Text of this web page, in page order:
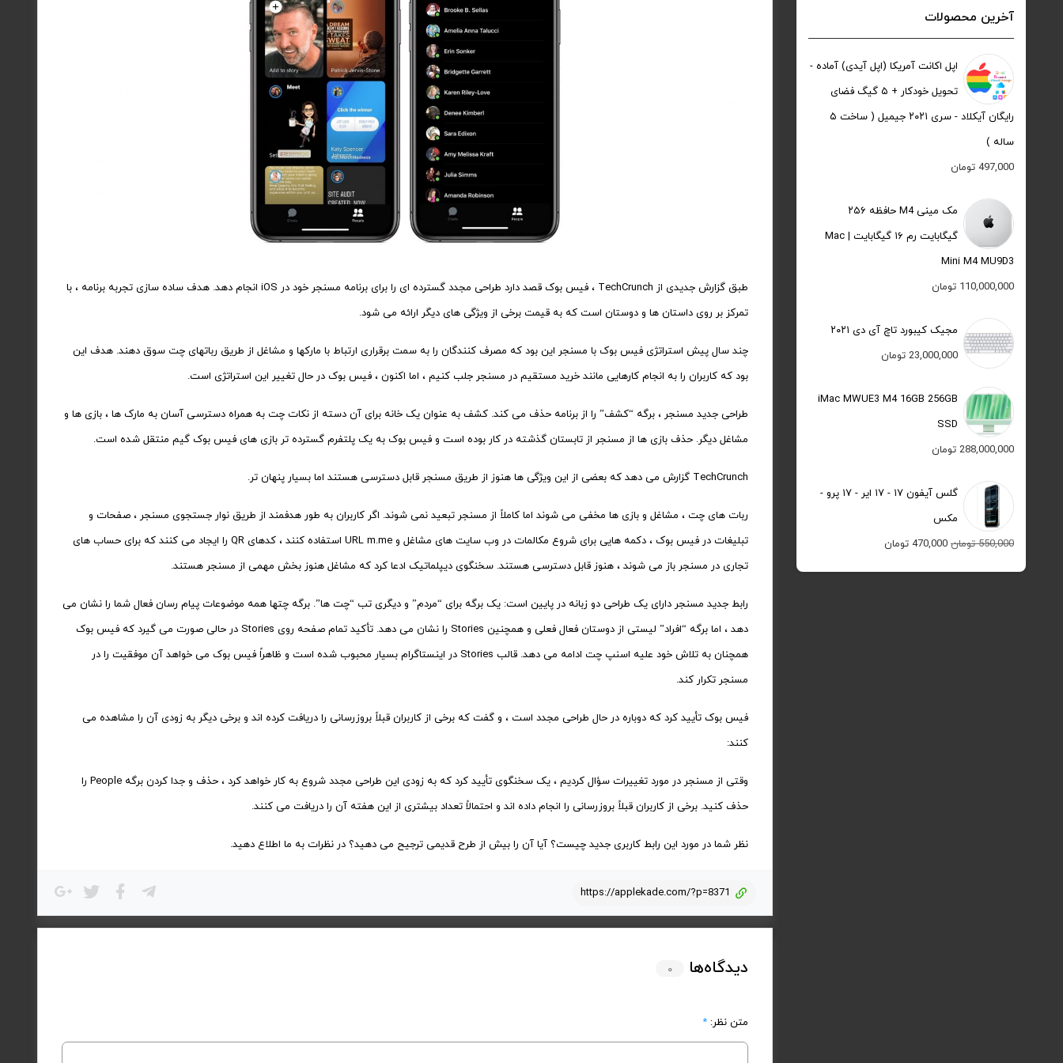
طبق گزارش جدیدی از TechCrunch ، فیس بوک قصد دارد طراحی مجدد گسترده ای را برای برنامه مسنجر خود در iOS انجام دهد. هدف ساده سازی تجربه برنامه ، با
تمرکز بر روی داستان ها و دوستان است که به قیمت برخی از ویژگی های دیگر ارائه می شود.
چند سال پیش استراتژی فیس بوک با مسنجر این بود که مصرف کنندگان را به سمت برقراری ارتباط با مارکها و مشاغل از طریق رباتهای چت سوق دهند. هدف این
بود که کاربران را به انجام کارهایی مانند خرید مستقیم در مسنجر جلب کنیم ، اما اکنون ، فیس بوک در حال تغییر این استراتژی است.
طراحی جدید مسنجر ، برگه “کشف” را از برنامه حذف می کند. کشف به عنوان یک خانه برای آن دسته از نکات چت به همراه دسترسی آسان به مارک ها ، بازی ها و
مشاغل دیگر. حذف بازی ها از مسنجر از تابستان گذشته در کار بوده است و فیس بوک به یک پلتفرم گسترده تر بازی های فیس بوک گیم منتقل شده است.
TechCrunch گزارش می دهد که بعضی از این ویژگی ها هنوز از طریق مسنجر قابل دسترسی هستند اما بسیار پنهان تر.
ربات های چت ، مشاغل و بازی ها مخفی می شوند اما کاملاً از مسنجر تبعید نمی شوند. اگر کاربران به طور هدفمند از طریق نوار جستجوی مسنجر ، صفحات و
تبلیغات در فیس بوک ، دکمه هایی برای شروع مکالمات در وب سایت های مشاغل و URL m.me استفاده کنند ، کدهای QR را ایجاد می کنند که برای حساب های
تجاری در مسنجر باز می شوند ، هنوز قابل دسترسی هستند. سخنگوی دیپلماتیک ادعا کرد که مشاغل هنوز بخش مهمی از مسنجر هستند.
رابط جدید مسنجر دارای یک طراحی دو زبانه در پایین است: یک برگه برای “مردم” و دیگری تب “چت ها”. برگه چتها همه موضوعات پیام رسان فعال شما را نشان می
دهد ، اما برگه “افراد” لیستی از دوستان فعال فعلی و همچنین Stories را نشان می دهد. تأکید تمام صفحه روی Stories در حالی صورت می گیرد که فیس بوک
همچنان به تلاش خود علیه اسنپ چت ادامه می دهد. قالب Stories در اینستاگرام بسیار محبوب شده است و ظاهراً فیس بوک می خواهد آن موفقیت را در
مسنجر تکرار کند.
فیس بوک تأیید کرد که دوباره در حال طراحی مجدد است ، و گفت که برخی از کاربران قبلاً بروزرسانی را دریافت کرده اند و برخی دیگر به زودی آن را مشاهده می
کنند:
وقتی از مسنجر در مورد تغییرات سؤال کردیم ، یک سخنگوی تأیید کرد که به زودی این طراحی مجدد شروع به کار خواهد کرد ، حذف و جدا کردن برگه People را
حذف کنید. برخی از کاربران قبلاً بروزرسانی را انجام داده اند و احتمالاً تعداد بیشتری از این هفته آن را دریافت می کنند.
نظر شما در مورد این رابط کاربری جدید چیست؟ آیا آن را بیش از طرح قدیمی ترجیح می دهید؟ در نظرات به ما اطلاع دهید.
https://applekade.com/?p=8371
دیدگاه‌ها ۰
متن نظر: *
آخرین محصولات
اپل اکانت آمریکا (اپل آیدی) آماده -
تحویل خودکار + ۵ گیگ فضای
رایگان آیکلاد - سری ۲۰۲۱ جیمیل ( ساخت ۵
ساله )
497,000 تومان
مک مینی M4 حافظه ۲۵۶
گیگابایت رم ۱۶ گیگابایت | Mac
Mini M4 MU9D3
110,000,000 تومان
مجیک کیبورد تاچ آی دی ۲۰۲۱
23,000,000 تومان
iMac MWUE3 M4 16GB 256GB
SSD
288,000,000 تومان
گلس آیفون ۱۷ - ۱۷ ایر - ۱۷ پرو -
مکس
550,000 تومان قیمت
اصلی:
470,000 تومانقیمت
فعلی: